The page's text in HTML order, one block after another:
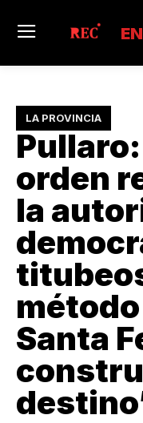
LA PROVINCIA
orden
la
Santa